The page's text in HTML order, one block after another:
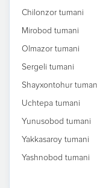
Chilonzor tumani
Mirobod tumani
Olmazor tumani
Sergeli tumani
Shayxontohur
Uchtepa tumani
Yunusobod tumani
Yakkasaroy tumani
Yashnobod tumani